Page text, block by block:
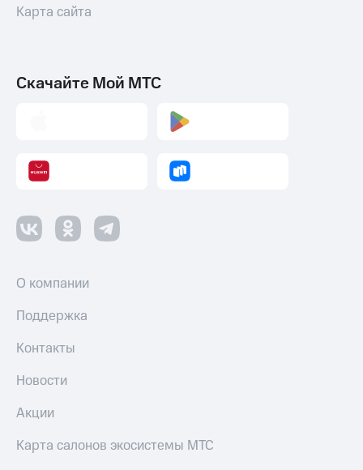
Карта сайта
Скачайте Мой МТС
О компании
Поддержка
Контакты
Новости
Акции
Карта салонов экосистемы МТС